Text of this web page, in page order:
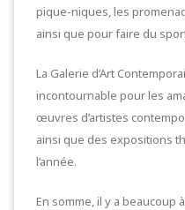
pique-niques, les
ainsi que pour faire du
La Galerie d’Art
incontournable pour les
œuvres d’artistes
ainsi que des expositions
l’année.
En somme, il y a beaucoup